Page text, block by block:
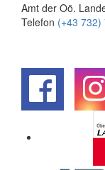
Amt der Oö.
Telefon (+43 732)